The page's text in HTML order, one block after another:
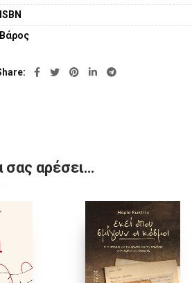
ISBN
Βάρος
σας αρέσει…